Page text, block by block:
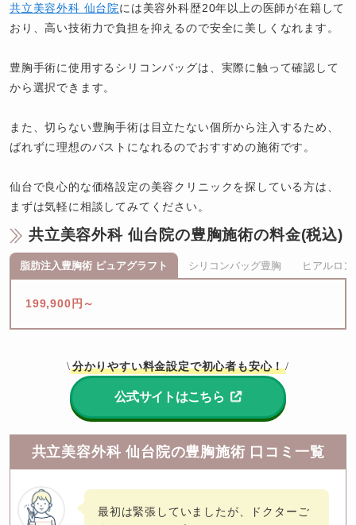
共立美容外科 仙台院には美容外科歴20年以上の医師が在籍して
おり、高い技術力で負担を抑えるので安全に美しくなれます。
豊胸手術に使用するシリコンバッグは、実際に触って確認して
から選択できます。
また、切らない豊胸手術は目立たない個所から注入するため、
ばれずに理想のバストになれるのでおすすめの施術です。
仙台で良心的な価格設定の美容クリニックを探している方は、
まずは気軽に相談してみてください。
共立美容外科 仙台院の豊胸施術の料金(税込)
脂肪注入豊胸術 ピュアグラフト シリコンバッグ豊胸 ヒアルロ
199,900円～
\分かりやすい料金設定で初心者も安心！/
公式サイトはこちら
共立美容外科 仙台院の豊胸施術 口コミ一覧
最初は緊張していましたが、ドクターご